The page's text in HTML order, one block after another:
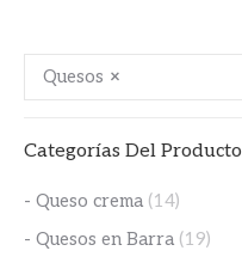
×
Quesos
Categorías Del Producto
- Queso crema (14)
- Quesos en Barra (19)